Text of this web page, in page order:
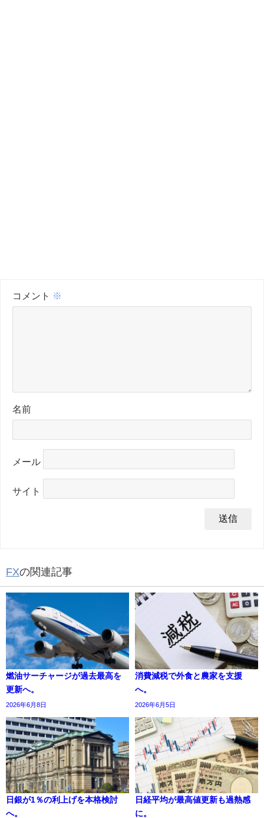
コメント ※
名前
メール
サイト
FXの関連記事
燃油サーチャージが過去最高を
更新へ。
2026年6月8日
消費減税で外食と農家を支援
へ。
2026年6月5日
日銀が1％の利上げを本格検討
へ。
日経平均が最高値更新も過熱感
に。